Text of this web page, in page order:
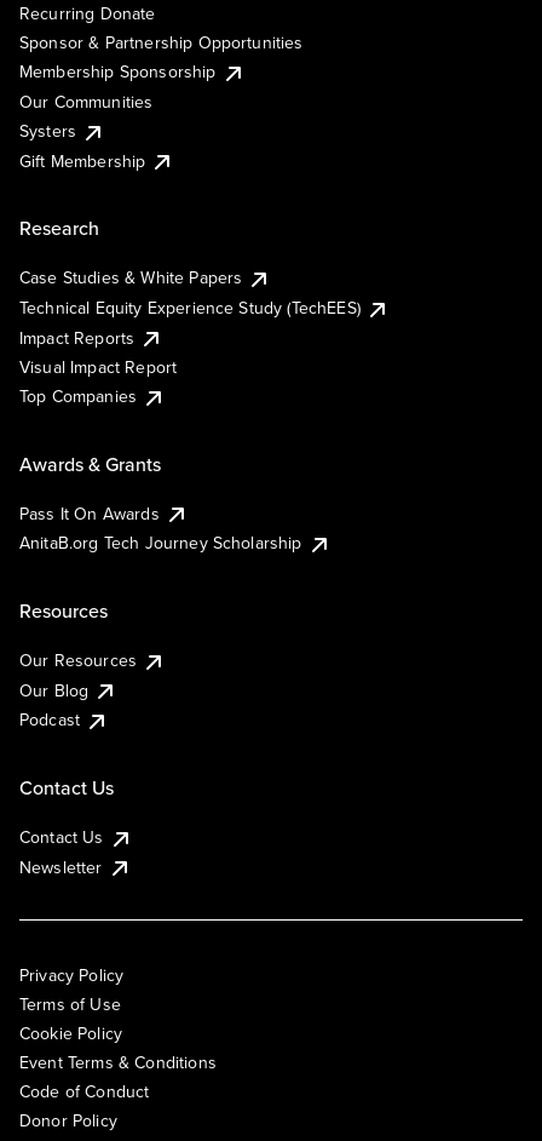
Recurring Donate
Sponsor & Partnership Opportunities
Membership Sponsorship
Our Communities
Systers
Gift Membership
Research
Case Studies & White Papers
Technical Equity Experience Study (TechEES)
Impact Reports
Visual Impact Report
Top Companies
Awards & Grants
Pass It On Awards
AnitaB.org Tech Journey Scholarship
Resources
Our Resources
Our Blog
Podcast
Contact Us
Contact Us
Newsletter
Privacy Policy
Terms of Use
Cookie Policy
Event Terms & Conditions
Code of Conduct
Donor Policy